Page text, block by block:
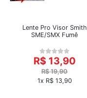
Lente Pro Visor Smith
SME/SMX Fumê
R$ 13,90
R$ 19,90
1x R$ 13,90